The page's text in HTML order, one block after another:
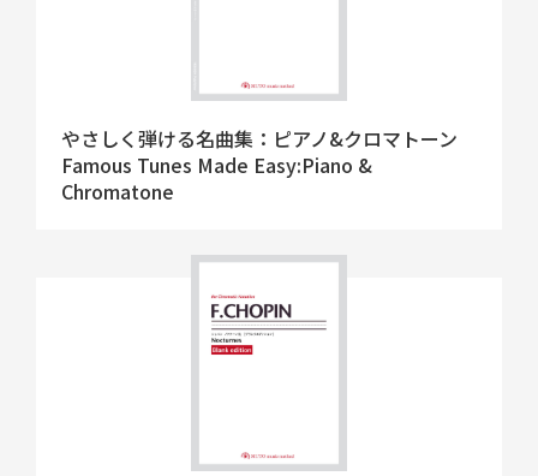
やさしく弾ける名曲集：ピアノ&クロマトーン
Famous Tunes Made Easy:Piano &
Chromatone